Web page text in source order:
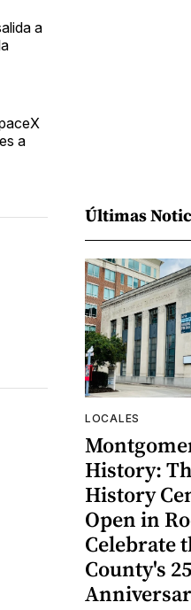
a
a
Últimas
LOCALES
History:
History
Open in
Celebrate
County's